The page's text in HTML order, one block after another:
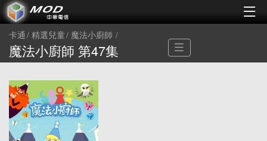
卡通 精選兒童 魔法小廚師
魔法小廚師 第47集